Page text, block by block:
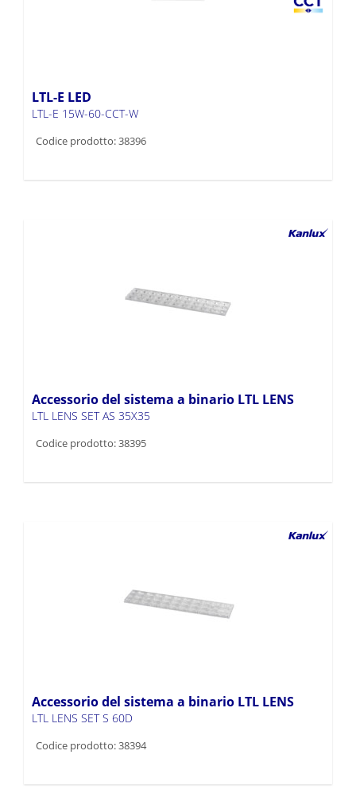
LTL-E LED
LTL-E 15W-60-CCT-W
Codice prodotto: 38396
Accessorio del sistema a binario LTL LENS
LTL LENS SET AS 35X35
Codice prodotto: 38395
Accessorio del sistema a binario LTL LENS
LTL LENS SET S 60D
Codice prodotto: 38394